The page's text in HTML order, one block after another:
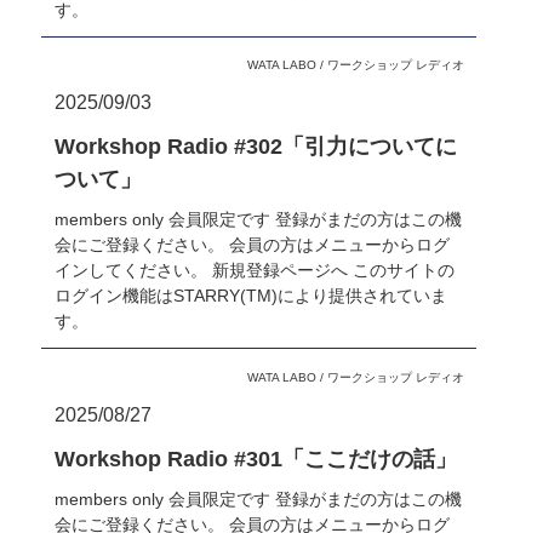
す。
WATA LABO/ ワークショップ レディオ
2025/09/03
Workshop Radio #302「引力についてに
ついて」
members only 会員限定です 登録がまだの方はこの機
会にご登録ください。 会員の方はメニューからログ
インしてください。 新規登録ページへ このサイトの
ログイン機能はSTARRY(TM)により提供されていま
す。
WATA LABO/ ワークショップ レディオ
2025/08/27
Workshop Radio #301「ここだけの話」
members only 会員限定です 登録がまだの方はこの機
会にご登録ください。 会員の方はメニューからログ